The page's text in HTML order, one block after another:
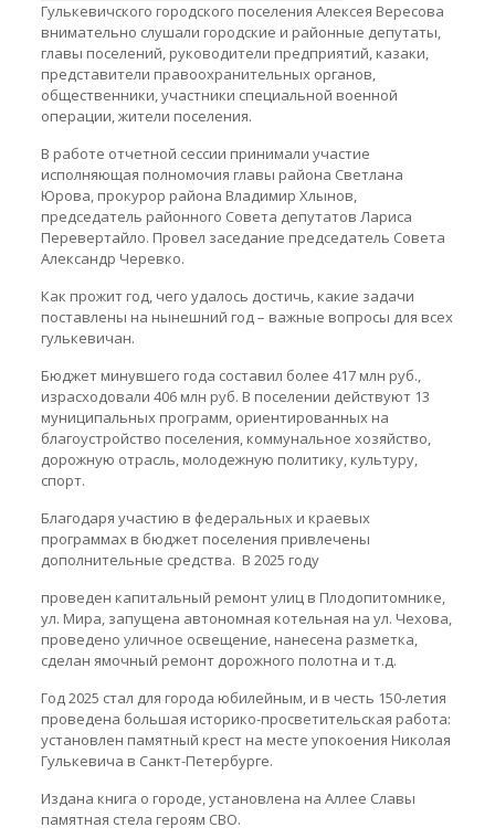
Гулькевичского городского поселения Алексея Вересова
внимательно слушали городские и районные депутаты,
главы поселений, руководители предприятий, казаки,
представители правоохранительных органов,
общественники, участники специальной военной
операции, жители поселения.
В работе отчетной сессии принимали участие
исполняющая полномочия главы района Светлана
Юрова, прокурор района Владимир Хлынов,
председатель районного Совета депутатов Лариса
Перевертайло. Провел заседание председатель Совета
Александр Черевко.
Как прожит год, чего удалось достичь, какие задачи
поставлены на нынешний год – важные вопросы для всех
гулькевичан.
Бюджет минувшего года составил более 417 млн руб.,
израсходовали 406 млн руб. В поселении действуют 13
муниципальных программ, ориентированных на
благоустройство поселения, коммунальное хозяйство,
дорожную отрасль, молодежную политику, культуру,
спорт.
Благодаря участию в федеральных и краевых
программах в бюджет поселения привлечены
дополнительные средства. В 2025 году
проведен капитальный ремонт улиц в Плодопитомнике,
ул. Мира, запущена автономная котельная на ул. Чехова,
проведено уличное освещение, нанесена разметка,
сделан ямочный ремонт дорожного полотна и т.д.
Год 2025 стал для города юбилейным, и в честь 150-летия
проведена большая историко-просветительская работа:
установлен памятный крест на месте упокоения Николая
Гулькевича в Санкт-Петербурге.
Издана книга о городе, установлена на Аллее Славы
памятная стела героям СВО.